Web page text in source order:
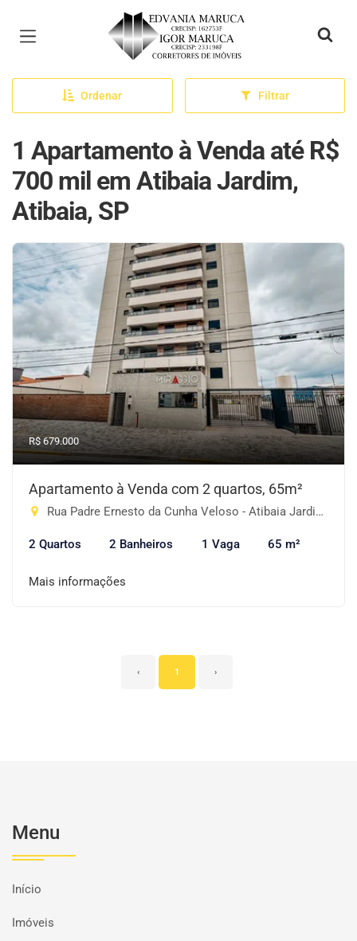
Página inicial
Ordenar Filtrar
1 Apartamento à Venda até R$
700 mil em Atibaia Jardim,
Atibaia, SP
R$ 679.000
Apartamento à Venda com 2 quartos, 65m²
Rua Padre Ernesto da Cunha Veloso - Atibaia Jardim, Atibaia-SP
2 Quartos 2 Banheiros 1 Vaga 65 m²
Mais informações
‹ 1 ›
Menu
Início
Imóveis